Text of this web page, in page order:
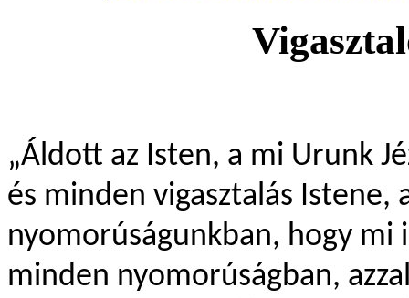
„Áldott az Isten, a mi Urunk
és minden vigasztalás Istene,
nyomorúságunkban, hogy mi
minden nyomorúságban,